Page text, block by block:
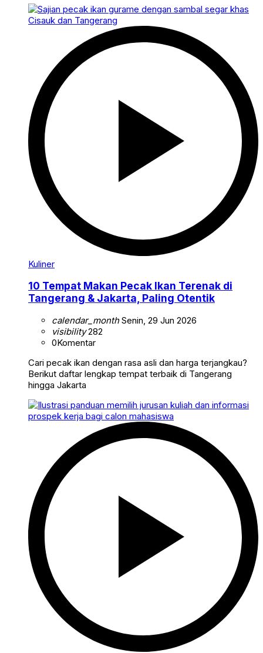
Kuliner
10 Tempat Makan Pecak Ikan Terenak di
Tangerang & Jakarta, Paling Otentik
calendar_monthSenin, 29 Jun 2026
visibility282
0Komentar
Cari pecak ikan dengan rasa asli dan harga terjangkau?
Berikut daftar lengkap tempat terbaik di Tangerang
hingga Jakarta